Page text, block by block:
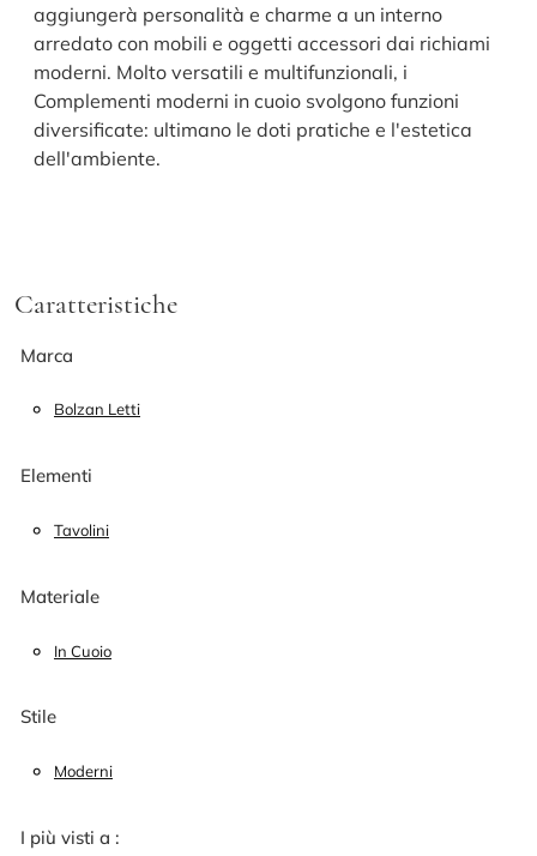
aggiungerà personalità e charme a un interno
arredato con mobili e oggetti accessori dai richiami
moderni. Molto versatili e multifunzionali, i
Complementi moderni in cuoio svolgono funzioni
diversificate: ultimano le doti pratiche e l'estetica
dell'ambiente.
Caratteristiche
Marca
Bolzan Letti
Elementi
Tavolini
Materiale
In Cuoio
Stile
Moderni
I più visti a :